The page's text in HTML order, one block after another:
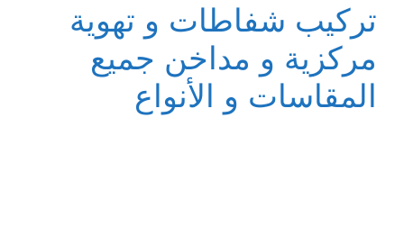
تركيب شفاطات و تهوية
مركزية و مداخن جميع
المقاسات و الأنواع